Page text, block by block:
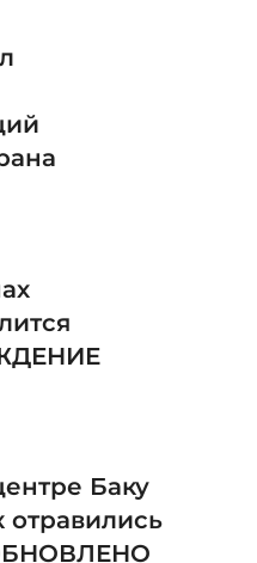
Баку
отравились